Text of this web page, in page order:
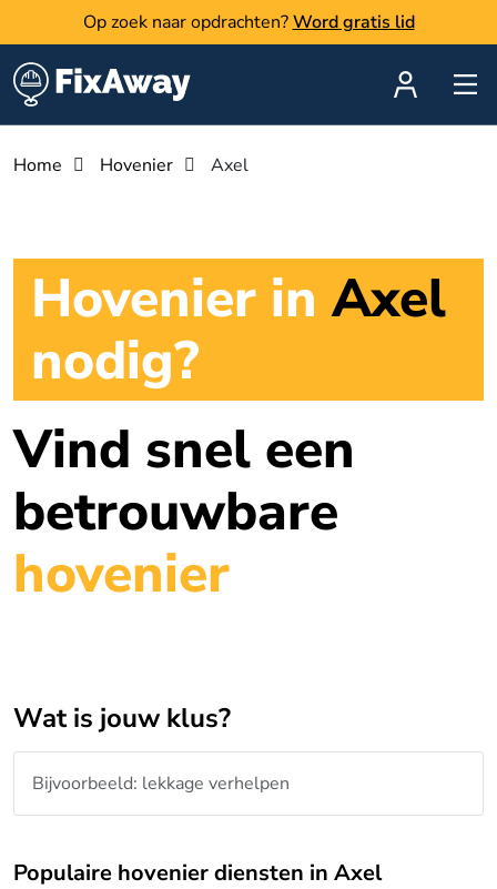
Op zoek naar opdrachten? Word gratis lid
Home Hovenier Axel
Hovenier inAxel
nodig?
Vind snel een
betrouwbare
hovenier
Wat is jouw klus?
Populaire hovenier diensten in Axel